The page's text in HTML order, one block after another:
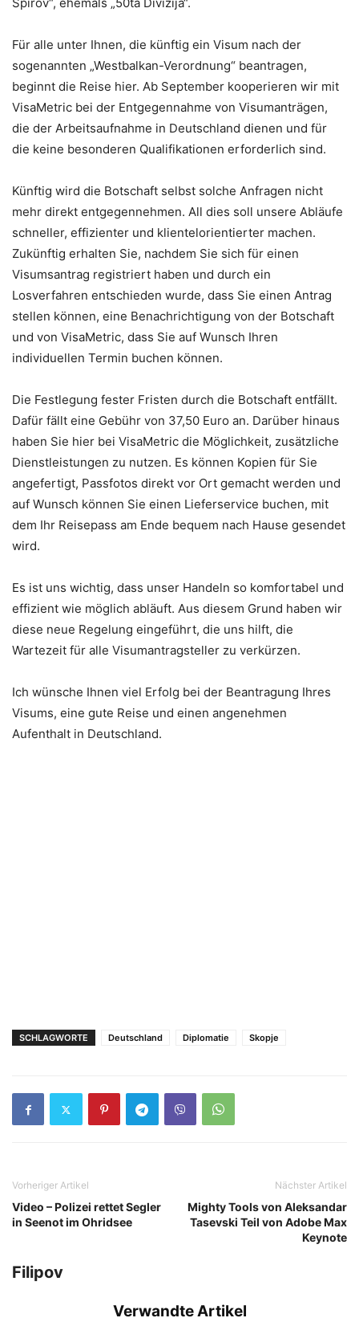
Für alle unter Ihnen, die künftig ein Visum nach der
sogenannten „Westbalkan-Verordnung“ beantragen,
beginnt die Reise hier. Ab September kooperieren wir mit
VisaMetric bei der Entgegennahme von Visumanträgen,
die der Arbeitsaufnahme in Deutschland dienen und für
die keine besonderen Qualifikationen erforderlich sind.
Künftig wird die Botschaft selbst solche Anfragen nicht
mehr direkt entgegennehmen. All dies soll unsere Abläufe
schneller, effizienter und klientelorientierter machen.
Zukünftig erhalten Sie, nachdem Sie sich für einen
Visumsantrag registriert haben und durch ein
Losverfahren entschieden wurde, dass Sie einen Antrag
stellen können, eine Benachrichtigung von der Botschaft
und von VisaMetric, dass Sie auf Wunsch Ihren
individuellen Termin buchen können.
Die Festlegung fester Fristen durch die Botschaft entfällt.
Dafür fällt eine Gebühr von 37,50 Euro an. Darüber hinaus
haben Sie hier bei VisaMetric die Möglichkeit, zusätzliche
Dienstleistungen zu nutzen. Es können Kopien für Sie
angefertigt, Passfotos direkt vor Ort gemacht werden und
auf Wunsch können Sie einen Lieferservice buchen, mit
dem Ihr Reisepass am Ende bequem nach Hause gesendet
wird.
Es ist uns wichtig, dass unser Handeln so komfortabel und
effizient wie möglich abläuft. Aus diesem Grund haben wir
diese neue Regelung eingeführt, die uns hilft, die
Wartezeit für alle Visumantragsteller zu verkürzen.
Ich wünsche Ihnen viel Erfolg bei der Beantragung Ihres
Visums, eine gute Reise und einen angenehmen
Aufenthalt in Deutschland.
SCHLAGWORTE Deutschland Diplomatie Skopje
Vorheriger Artikel
Video – Polizei rettet Segler
in Seenot im Ohridsee
Nächster Artikel
Mighty Tools von Aleksandar
Tasevski Teil von Adobe Max
Keynote
Filipov
Verwandte Artikel